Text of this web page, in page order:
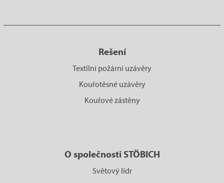
Rešení
Textilní požární uzávěry
Kouřotěsné uzávěry
Kouřové zástěny
O společnosti STÖBICH
Světový lídr